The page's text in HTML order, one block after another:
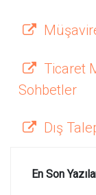
Ticaret
Sohbetler
Dış
En Son